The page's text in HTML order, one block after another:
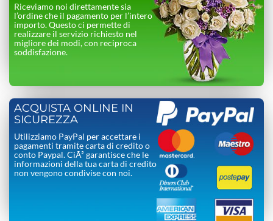
Riceviamo noi direttamente sia
l’ordine che il pagamento per l’intero
importo. Questo ci permette di
realizzare il servizio richiesto nel
migliore dei modi, con reciproca
soddisfazione.
ACQUISTA ONLINE IN
SICUREZZA
Utilizziamo PayPal per accettare i
pagamenti tramite carta di credito o
conto Paypal. CiÃ² garantisce che le
informazioni della tua carta di credito
non vengono condivise con noi.